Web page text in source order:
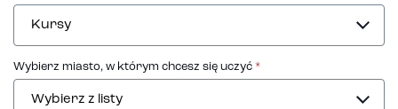
Wybierz miasto, w którym chcesz się uczyć *